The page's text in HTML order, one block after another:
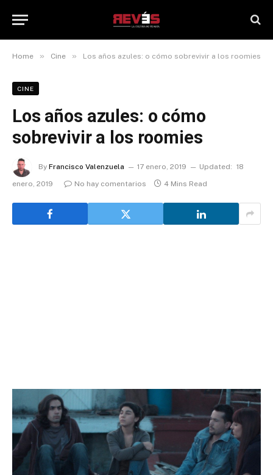
Home » Cine » Los años azules: o cómo sobrevivir a los roomies
CINE
Los años azules: o cómo
sobrevivir a los roomies
By Francisco Valenzuela 17 enero, 2019 Updated: 18
enero, 2019
No hay comentarios 4 Mins Read